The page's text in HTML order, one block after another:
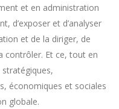
et en administration
d’exposer et d’analyser
et de la diriger, de
contrôler. Et ce, tout en
économiques et sociales
globale.